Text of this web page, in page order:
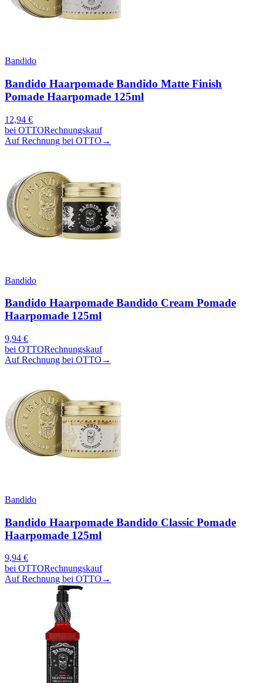
Bandido
Bandido Haarpomade Bandido Matte Finish
Pomade Haarpomade 125ml
12,94 €
bei OTTORechnungskauf
Auf Rechnung bei OTTO →
Bandido
Bandido Haarpomade Bandido Cream Pomade
Haarpomade 125ml
9,94 €
bei OTTORechnungskauf
Auf Rechnung bei OTTO →
Bandido
Bandido Haarpomade Bandido Classic Pomade
Haarpomade 125ml
9,94 €
bei OTTORechnungskauf
Auf Rechnung bei OTTO →